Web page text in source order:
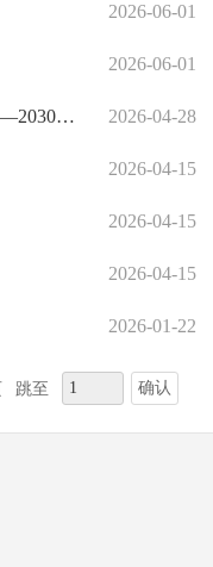
2026-06-01
2026-06-01
桃源县住房和城乡建设局关于桃源县“十五五”预拌混凝土行业发展规划（2026—2030年）相关内容的情况公示 2026-04-28
2026-04-15
2026-04-15
2026-04-15
2026-01-22
跳至 确认